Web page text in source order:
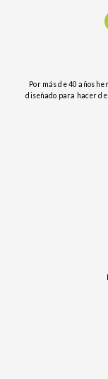
Por más de 40 años
diseñado para hacer